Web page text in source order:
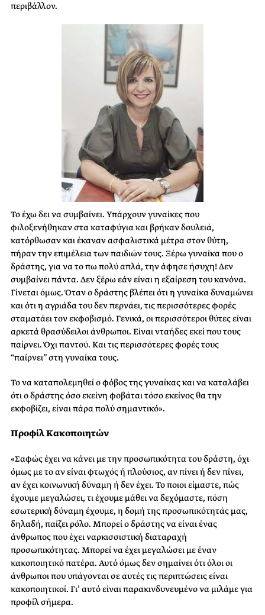
περιβάλλον.
Το έχω δει να συμβαίνει. Υπάρχουν γυναίκες που
φιλοξενήθηκαν στα καταφύγια και βρήκαν δουλειά,
κατόρθωσαν και έκαναν ασφαλιστικά μέτρα στον θύτη,
πήραν την επιμέλεια των παιδιών τους. Ξέρω γυναίκα που ο
δράστης, για να το πω πολύ απλά, την άφησε ήσυχη! Δεν
συμβαίνει πάντα. Δεν ξέρω εάν είναι η εξαίρεση του κανόνα.
Γίνεται όμως. Όταν ο δράστης βλέπει ότι η γυναίκα δυναμώνει
και ότι η αγριάδα του δεν περνάει, τις περισσότερες φορές
σταματάει τον εκφοβισμό. Γενικά, οι περισσότεροι θύτες είναι
αρκετά θρασύδειλοι άνθρωποι. Είναι νταήδες εκεί που τους
παίρνει. Όχι παντού. Και τις περισσότερες φορές τους
“παίρνει” στη γυναίκα τους.
Το να καταπολεμηθεί ο φόβος της γυναίκας και να καταλάβει
ότι ο δράστης όσο εκείνη φοβάται τόσο εκείνος θα την
εκφοβίζει, είναι πάρα πολύ σημαντικό».
Προφίλ Κακοποιητών
«Σαφώς έχει να κάνει με την προσωπικότητα του δράστη, όχι
όμως με το αν είναι φτωχός ή πλούσιος, αν πίνει ή δεν πίνει,
αν έχει κοινωνική δύναμη ή δεν έχει. Το ποιοι είμαστε, πώς
έχουμε μεγαλώσει, τι έχουμε μάθει να δεχόμαστε, πόση
εσωτερική δύναμη έχουμε, η δομή της προσωπικότητάς μας,
δηλαδή, παίζει ρόλο. Μπορεί ο δράστης να είναι ένας
άνθρωπος που έχει ναρκισσιστική διαταραχή
προσωπικότητας. Μπορεί να έχει μεγαλώσει με έναν
κακοποιητικό πατέρα. Αυτό όμως δεν σημαίνει ότι όλοι οι
άνθρωποι που υπάγονται σε αυτές τις περιπτώσεις είναι
κακοποιητικοί. Γι’ αυτό είναι παρακινδυνευμένο να μιλάμε για
προφίλ σήμερα.